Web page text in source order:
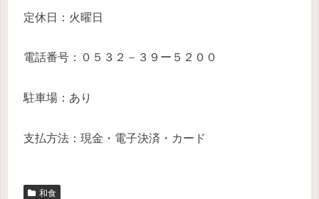
定休日：火曜日
電話番号：０５３２－３９ー５２００
駐車場：あり
支払方法：現金・電子決済・カード
和食